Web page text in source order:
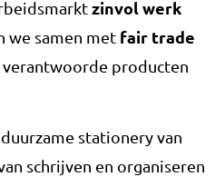
zinvol werk
we samen met fair trade
verantwoorde producten
stationery van
schrijven en organiseren